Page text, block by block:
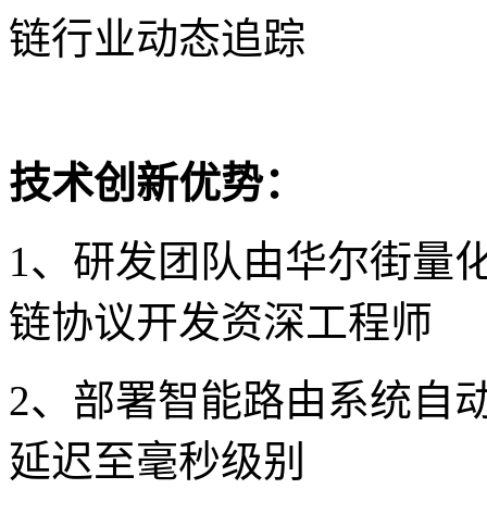
链行业动态追踪
技术创新优势：
1、研发团队由华尔街量
链协议开发资深工程师
2、部署智能路由系统自
延迟至毫秒级别